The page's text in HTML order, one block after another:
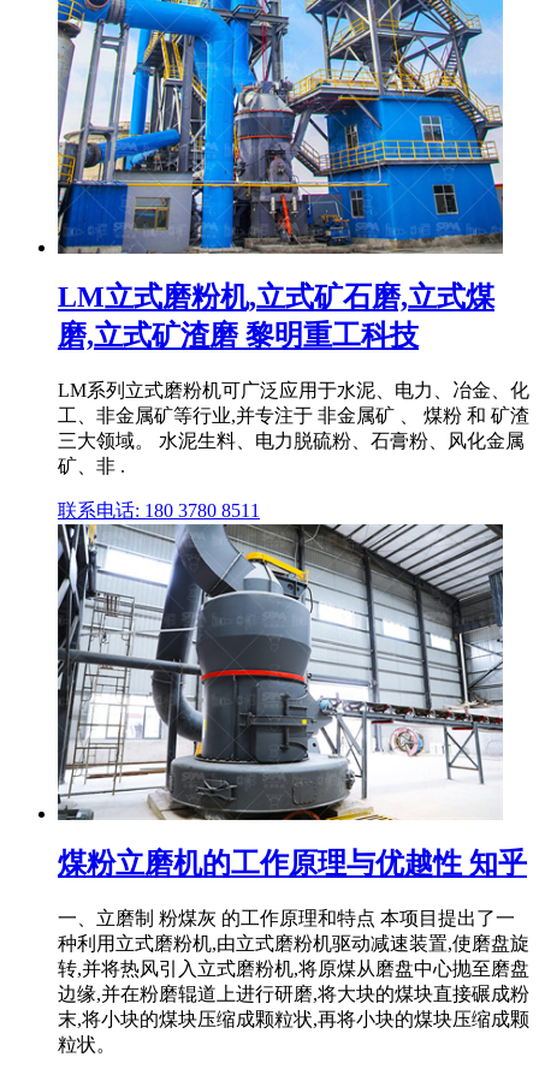
LM立式磨粉机,立式矿石磨,立式煤
磨,立式矿渣磨 黎明重工科技
LM系列立式磨粉机可广泛应用于水泥、电力、冶金、化
工、非金属矿等行业,并专注于 非金属矿 、 煤粉 和 矿渣
三大领域。 水泥生料、电力脱硫粉、石膏粉、风化金属
矿、非 .
联系电话: 180 3780 8511
煤粉立磨机的工作原理与优越性 知乎
一、立磨制 粉煤灰 的工作原理和特点 本项目提出了一
种利用立式磨粉机,由立式磨粉机驱动减速装置,使磨盘旋
转,并将热风引入立式磨粉机,将原煤从磨盘中心抛至磨盘
边缘,并在粉磨辊道上进行研磨,将大块的煤块直接碾成粉
末,将小块的煤块压缩成颗粒状,再将小块的煤块压缩成颗
粒状。